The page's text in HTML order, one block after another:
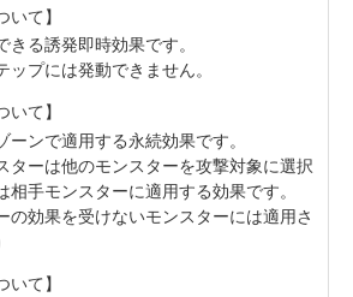
いて】
きる誘発即時効果です。
ップには発動できません。
いて】
ーンで適用する永続効果です。
ターは他のモンスターを攻撃対象に選択
相手モンスターに適用する効果です。
の効果を受けないモンスターには適用さ
いて】